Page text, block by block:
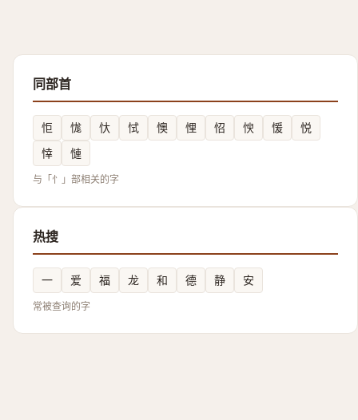
同部首
怇 㤶 忕 恜 懊 悝 怊 㥚 愋
悦
悻
慩
与「忄」部相关的字
热搜
一 爱 福 龙 和 德 静 安
常被查询的字